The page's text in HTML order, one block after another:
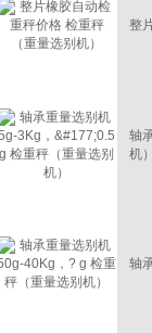
整
轴
机
轴